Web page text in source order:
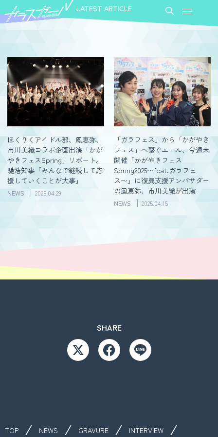
LATEST ARTICLE
ほくりくアイドル部、鳳恵弥、
市川美織コラボ企画出演「かが
やきフェスSpring」リポート。
馳浩知事「みんなで継続して応
援していくことが大事」
NEWS 2025.04.29
「ガラフェス」から「かがやき
フェス」へ繋ぐエール、今週末
開催「かがやきフェス
Spring2025〜feat.ガラフェ
ス〜」に復興支援アンバサダー
の鳳恵弥、市川美織が出演
NEWS 2025.04.15
SHARE
TOP NEWS GRAVURE INTERVIEW